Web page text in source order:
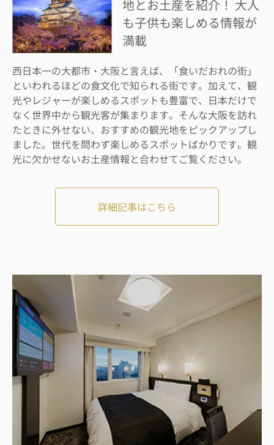
地とお土産を紹介！ 大人
も子供も楽しめる情報が
満載
西日本一の大都市・大阪と言えば、「食いだおれの街」
といわれるほどの食文化で知られる街です。加えて、観
光やレジャーが楽しめるスポットも豊富で、日本だけで
なく世界中から観光客が集まります。そんな大阪を訪れ
たときに外せない、おすすめの観光地をピックアップし
ました。世代を問わず楽しめるスポットばかりです。観
光に欠かせないお土産情報と合わせてご覧ください。
詳細記事はこちら